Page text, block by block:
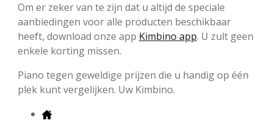
Om er zeker van te zijn dat u altijd de speciale
aanbiedingen voor alle producten beschikbaar
heeft, download onze app Kimbino app. U zult geen
enkele korting missen.
Piano tegen geweldige prijzen die u handig op één
plek kunt vergelijken. Uw Kimbino.